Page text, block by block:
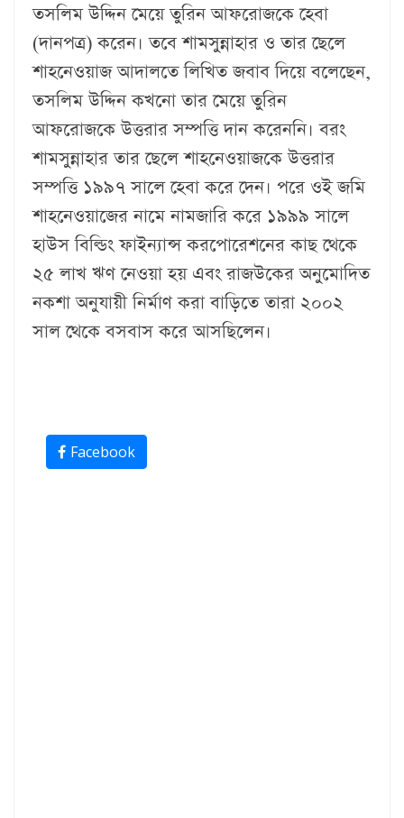
তসলিম উদ্দিন মেয়ে তুরিন আফরোজকে হেবা
(দানপত্র) করেন। তবে শামসুন্নাহার ও তার ছেলে
শাহনেওয়াজ আদালতে লিখিত জবাব দিয়ে বলেছেন,
তসলিম উদ্দিন কখনো তার মেয়ে তুরিন
আফরোজকে উত্তরার সম্পত্তি দান করেননি। বরং
শামসুন্নাহার তার ছেলে শাহনেওয়াজকে উত্তরার
সম্পত্তি ১৯৯৭ সালে হেবা করে দেন। পরে ওই জমি
শাহনেওয়াজের নামে নামজারি করে ১৯৯৯ সালে
হাউস বিল্ডিং ফাইন্যান্স করপোরেশনের কাছ থেকে
২৫ লাখ ঋণ নেওয়া হয় এবং রাজউকের অনুমোদিত
নকশা অনুযায়ী নির্মাণ করা বাড়িতে তারা ২০০২
সাল থেকে বসবাস করে আসছিলেন।
Facebook